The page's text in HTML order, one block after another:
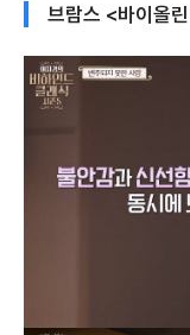
브람스 <바이올